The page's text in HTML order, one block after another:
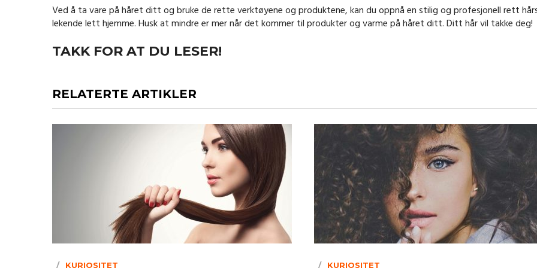
Ved å ta vare på håret ditt og bruke de rette verktøyene og produktene, kan du oppnå en stilig og profesjonell rett
lekende lett hjemme. Husk at mindre er mer når det kommer til produkter og varme på håret ditt. Ditt hår vil takke deg!
TAKK FOR AT DU LESER!
RELATERTE ARTIKLER
KURIOSITET KURIOSITET